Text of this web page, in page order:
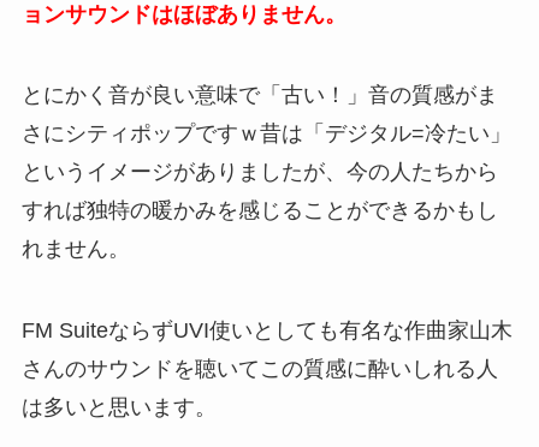
ョンサウンドはほぼありません。
とにかく音が良い意味で「古い！」音の質感がま
さにシティポップですｗ昔は「デジタル=冷たい」
というイメージがありましたが、今の人たちから
すれば独特の暖かみを感じることができるかもし
れません。
FM SuiteならずUVI使いとしても有名な作曲家山木
さんのサウンドを聴いてこの質感に酔いしれる人
は多いと思います。